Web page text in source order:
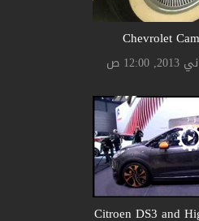
Chevrolet
Citroen DS3 and